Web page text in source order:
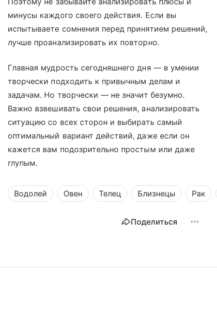
минусы каждого своего действия. Если вы
испытываете сомнения перед принятием решений,
лучше проанализировать их повторно.
Главная мудрость сегодняшнего дня — в умении
творчески подходить к привычным делам и
задачам. Но творчески — не значит безумно.
Важно взвешивать свои решения, анализировать
ситуацию со всех сторон и выбирать самый
оптимальный вариант действий, даже если он
кажется вам подозрительно простым или даже
глупым.
Водолей Овен Телец Близнецы Рак
Поделиться